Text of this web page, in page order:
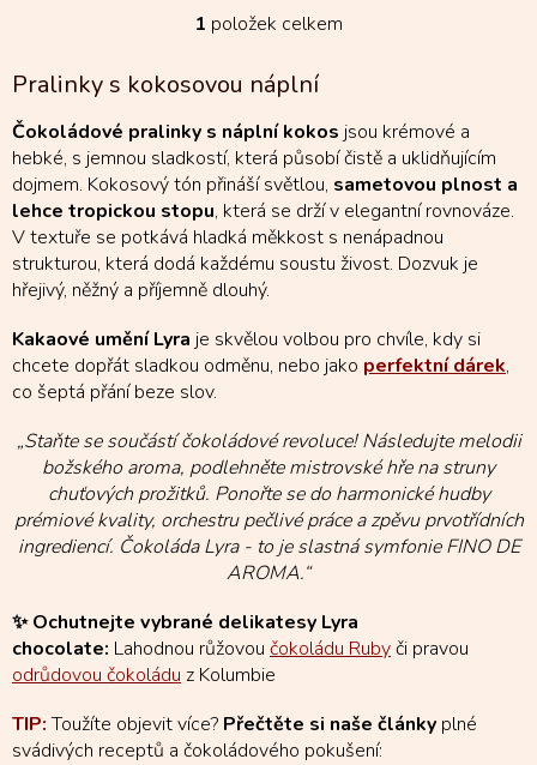
O
l
á
d
a
c
í
p
r
v
k
v
ý
p
u
1 položek celkem
Pralinky s kokosovou náplní
Čokoládové pralinky s náplní kokos jsou krémové a
hebké, s jemnou sladkostí, která působí čistě a uklidňujícím
dojmem. Kokosový tón přináší světlou, sametovou plnost a
lehce tropickou stopu, která se drží v elegantní rovnováze.
V textuře se potkává hladká měkkost s nenápadnou
strukturou, která dodá každému soustu živost. Dozvuk je
hřejivý, něžný a příjemně dlouhý.
Kakaové umění Lyra je skvělou volbou pro chvíle, kdy si
chcete dopřát sladkou odměnu, nebo jako perfektní dárek,
co šeptá přání beze slov.
„Staňte se součástí čokoládové revoluce! Následujte melodii
božského aroma, podlehněte mistrovské hře na struny
chuťových prožitků. Ponořte se do harmonické hudby
prémiové kvality, orchestru pečlivé práce a zpěvu prvotřídních
ingrediencí. Čokoláda Lyra - to je slastná symfonie FINO DE
AROMA.“
✨ Ochutnejte vybrané delikatesy Lyra
chocolate: Lahodnou růžovou čokoládu Rubyči pravou
odrůdovou čokoládu z Kolumbie
TIP:Toužíte objevit více? Přečtěte si naše články plné
svádivých receptů a čokoládového pokušení: